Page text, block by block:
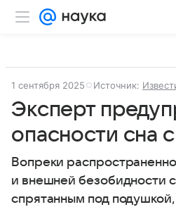
1 сентября 2025 Источник:
Эксперт
опасности сна
Вопреки
и внешней безобидности
спрятанным под